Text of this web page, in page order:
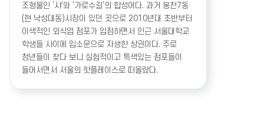
조형물인 ‘샤’와 ‘가로수길’의 합성어다. 과거 봉천7동
(현 낙성대동)시장이 있던 곳으로 2010년대 초반부터
이색적인 외식업 점포가 입점하면서 인근 서울대학교
학생들 사이에 입소문으로 자생한 상권이다. 주로
청년들이 찾다 보니 실험적이고 특색있는 점포들이
들어서면서 서울의 핫플레이스로 떠올랐다.